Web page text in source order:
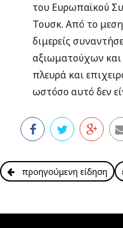
του Ευρωπαϊκού
Τουσκ. Από το
διμερείς
αξιωματούχων
πλευρά και
ωστόσο αυτό δεν
προηγούμενη είδηση